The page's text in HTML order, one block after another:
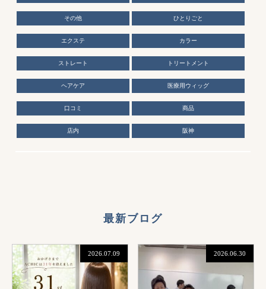
その他 ひとりごと
エクステ カラー
ストレート トリートメント
ヘアケア 医療用ウィッグ
口コミ 商品
店内 阪神
最新ブログ
2026.07.09 2026.06.30